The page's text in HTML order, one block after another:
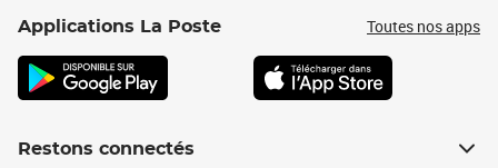
Applications La Poste Toutes nos apps
Restons connectés